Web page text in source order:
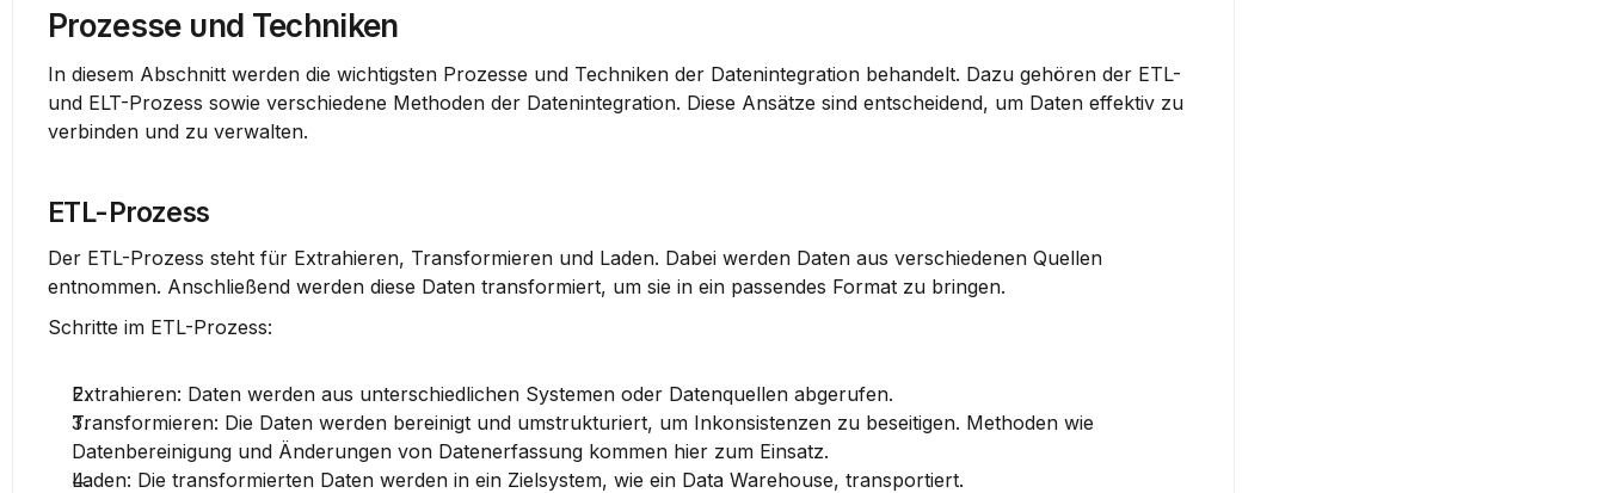
Prozesse und Techniken
In diesem Abschnitt werden die wichtigsten Prozesse und Techniken der Datenintegration behandelt. Dazu gehören der ETL-
und ELT-Prozess sowie verschiedene Methoden der Datenintegration. Diese Ansätze sind entscheidend, um Daten effektiv zu
verbinden und zu verwalten.
ETL-Prozess
Der ETL-Prozess steht für Extrahieren, Transformieren und Laden. Dabei werden Daten aus verschiedenen Quellen
entnommen. Anschließend werden diese Daten transformiert, um sie in ein passendes Format zu bringen.
Schritte im ETL-Prozess:
Extrahieren: Daten werden aus unterschiedlichen Systemen oder Datenquellen abgerufen.
Transformieren: Die Daten werden bereinigt und umstrukturiert, um Inkonsistenzen zu beseitigen. Methoden wie
Datenbereinigung und Änderungen von Datenerfassung kommen hier zum Einsatz.
Laden: Die transformierten Daten werden in ein Zielsystem, wie ein Data Warehouse, transportiert.